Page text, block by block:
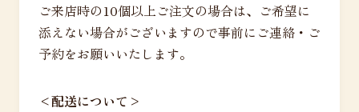
ご来店時の10個以上ご注文の場合は、ご希望に
添えない場合がございますので事前にご連絡・ご
予約をお願いいたします。
<配送について>